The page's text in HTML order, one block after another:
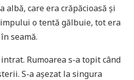
albă, care era crăpăcioasă și
o tentă gălbuie, tot era
seamă.
Rumoarea s-a topit când
S-a așezat la singura